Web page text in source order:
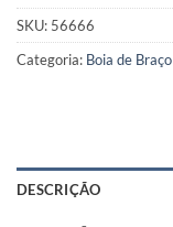
SKU: 56666
Categoria: Boia de Braço
DESCRIÇÃO